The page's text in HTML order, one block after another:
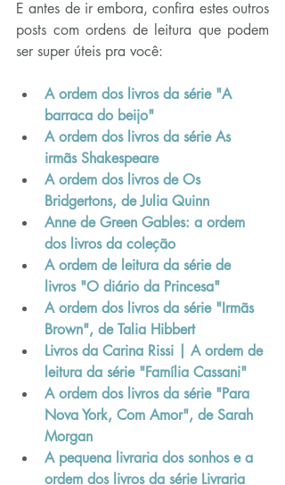
E antes de ir embora, confira estes outros
posts com ordens de leitura que podem
ser super úteis pra você:
A ordem dos livros da série "A
barraca do beijo"
A ordem dos livros da série As
irmãs Shakespeare
A ordem dos livros de Os
Bridgertons, de Julia Quinn
Anne de Green Gables: a ordem
dos livros da coleção
A ordem de leitura da série de
livros "O diário da Princesa"
A ordem dos livros da série "Irmãs
Brown", de Talia Hibbert
Livros da Carina Rissi | A ordem de
leitura da série "Família Cassani"
A ordem dos livros da série "Para
Nova York, Com Amor", de Sarah
Morgan
A pequena livraria dos sonhos e a
ordem dos livros da série Livraria